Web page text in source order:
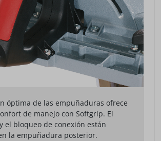
óptima de las empuñaduras ofrece
de manejo con Softgrip. El
el bloqueo de conexión están
la empuñadura posterior.